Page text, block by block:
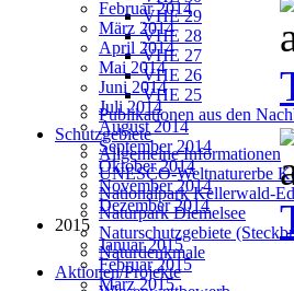
VHE 29
VHE 28
VHE 27
VHE 26
VHE 25
Publikationen aus den
Schutzgebiete
Allgemeine Informationen
UNESCO-Weltnaturerbe
Nationalpark Kellerwald-
Naturpark Diemelsee
Naturschutzgebiete
Naturdenkmale
Aktionen/Projekte
Februar 2014
März 2014
April 2014
Mai 2014
Juni 2014
Juli 2014
August 2014
September 2014
Oktober 2014
November 2014
Dezember 2014
2015
Januar 2015
Februar 2015
März 2015